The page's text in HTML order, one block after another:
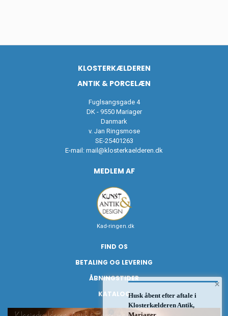
KLOSTERKÆLDEREN
ANTIK & PORCELÆN
Fuglsangsgade 4
DK - 9550 Mariager
Danmark
v. Jan Ringsmose
SE-25401263
E-mail: mail@klosterkaelderen.dk
MEDLEM AF
Kad-ringen.dk
FIND OS
BETALING OG LEVERING
ÅBNINGSTIDER
KATALOG
×
Husk åbent efter aftale i
Klosterkælderen Antik,